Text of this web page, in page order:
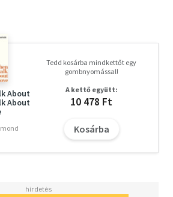
About
About
Tedd kosárba mindkettőt egy
gombnyomással!
A kettő együtt:
10 478 Ft
Kosárba